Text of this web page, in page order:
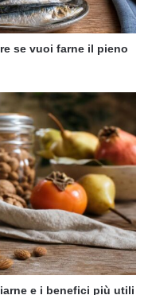
se vuoi farne il pieno
e i benefici più utili